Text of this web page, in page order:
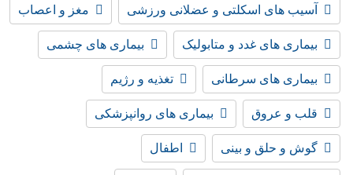
آسیب های اسکلتی و عضلانی ورزشی مغز و اعصاب
بیماری های غدد و متابولیک بیماری های چشمی
بیماری های سرطانی تغذیه و رژیم
قلب و عروق بیماری های روانپزشکی
گوش و حلق و بینی اطفال